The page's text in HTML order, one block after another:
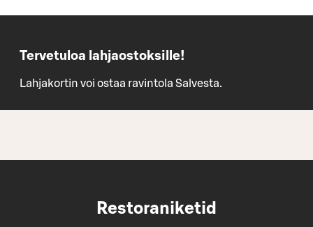
Tervetuloa lahjaostoksille!
Lahjakortin voi ostaa ravintola Salvesta.
Restoraniketid